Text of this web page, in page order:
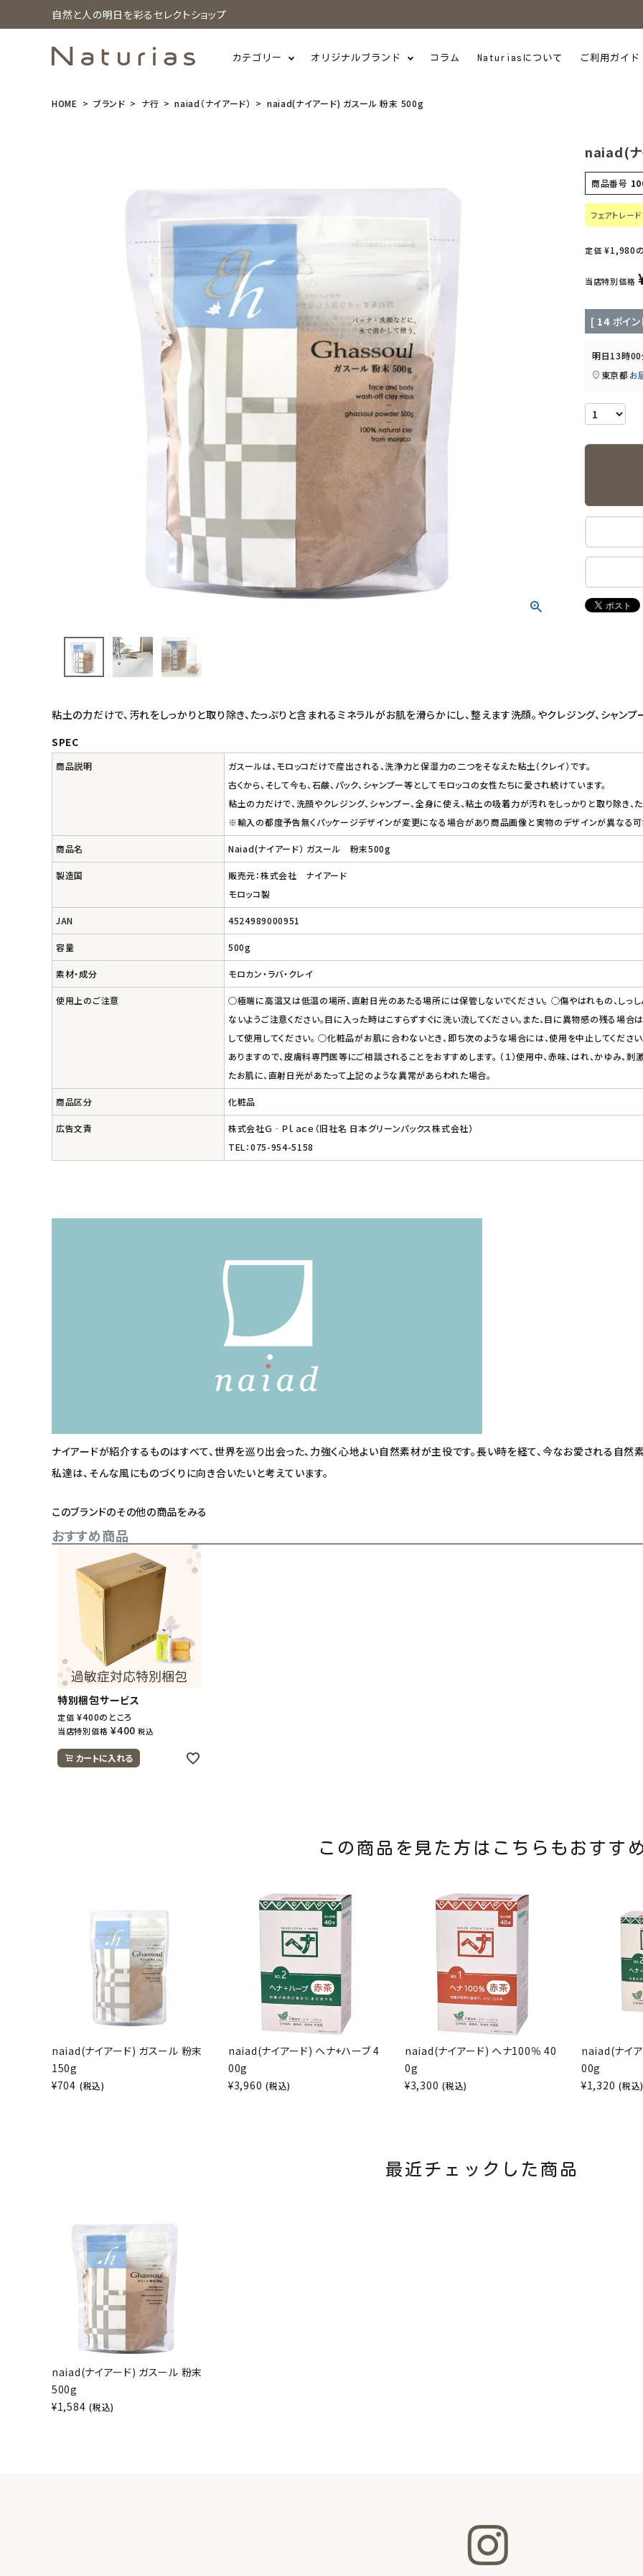
自然と人の明日を彩るセレクトショップ
カテゴリー オリジナルブランド コラム Naturiasについて ご利用ガイド
インナー・下着・ナイトウェア
キッズ・ベビー・マタニティ
キッチン用品
フード・ドリンク
オリジナルブランド
エコリュクス
エコメイト
ナチュラプラス
コラム・スタッフのおすすめ
HOME ブランド ナ行 naiad（ナイアード） naiad(ナイアード) ガスール 粉末 500g
naiad(ナ
商品番号
フェアトレード
定価 ¥1,980
当店特別価格
[ 14 ポイ
明日13時
東京都 お
粘土の力だけで、汚れをしっかりと取り除き、たっぷりと含まれるミネラルがお肌を滑らかにし、整えます洗顔。やクレジング、シャンプ
SPEC
商品説明
ガスールは、モロッコだけで産出される、洗浄力と保湿力の二つをそなえた粘土（クレイ）です。
古くから、そして今も、石鹸、パック、シャンプー等としてモロッコの女性たちに愛され続けています。
粘土の力だけで、洗顔やクレジング、シャンプー、全身に使え、粘土の吸着力が汚れをしっかりと取り除き、
※輸入の都度予告無くパッケージデザインが変更になる場合があり商品画像と実物のデザインが異なる可
商品名 Naiad(ナイアード） ガスール 粉末500g
製造国
販売元：株式会社 ナイアード
モロッコ製
JAN 4524989000951
容量 500g
素材・成分 モロカン・ラバ・クレイ
使用上のご注意
○極端に高温又は低温の場所、直射日光のあたる場所には保管しないでください。 ○傷やはれもの、しっ
ないようご注意ください。目に入った時はこすらずすぐに洗い流してください。また、目に異物感の残る場
して使用してください。 ○化粧品がお肌に合わないとき、即ち次のような場合には、使用を中止してくだ
ありますので、皮膚科専門医等にご相談されることをおすすめします。 （１）使用中、赤味、はれ、かゆみ、
たお肌に、直射日光があたって上記のような異常があらわれた場合。
商品区分 化粧品
広告文責
株式会社Ｇ‐Ｐｌａｃｅ（旧社名 日本グリーンパックス株式会社）
TEL：075-954-5158
ナイアードが紹介するものはすべて、世界を巡り出会った、力強く心地よい自然素材が主役です。長い時を経て、今なお愛される自然
私達は、そんな風にものづくりに向き合いたいと考えています。
このブランドのその他の商品をみる
おすすめ商品
特別梱包サービス
定価 ¥400のところ
当店特別価格 ¥400 税込
カートに入れる
この商品を見た方はこちらもおすす
naiad(ナイアード) ガスール 粉末
150g
¥704 (税込)
naiad(ナイアード) ヘナ+ハーブ 4
00g
¥3,960 (税込)
naiad(ナイアード) ヘナ100％ 40
0g
¥3,300 (税込)
naiad(ナイ
00g
¥1,320 (税込
最近チェックした商品
naiad(ナイアード) ガスール 粉末
500g
¥1,584 (税込)